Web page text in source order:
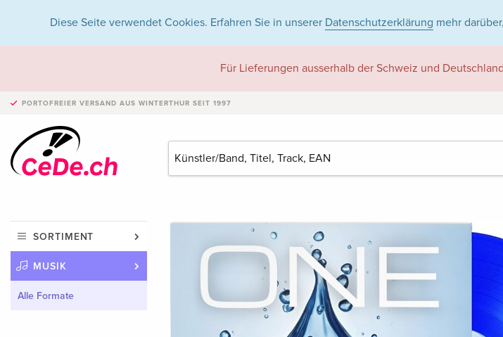
Diese Seite verwendet Cookies. Erfahren Sie in unserer Datenschutzerklärung mehr
Für Lieferungen ausserhalb der Schweiz und
PORTOFREIER VERSAND AUS WINTERTHUR SEIT 1997
SORTIMENT
MUSIK
Alle Formate